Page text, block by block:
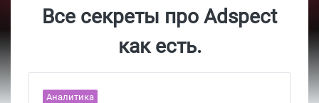
Все секреты про Adspect
как есть.
Аналитика